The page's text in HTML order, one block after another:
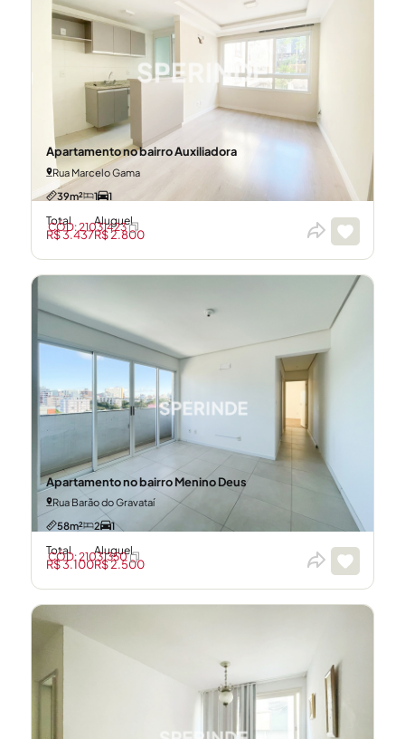
Apartamento no bairro Auxiliadora
Rua Marcelo Gama
39m²
1 1
Total
R$ 3.437
Aluguel
R$ 2.800
CÓD: 21031423
Apartamento no bairro Menino Deus
Rua Barão do Gravataí
58m²
2 1
Total
R$ 3.100
Aluguel
R$ 2.500
CÓD: 21031350